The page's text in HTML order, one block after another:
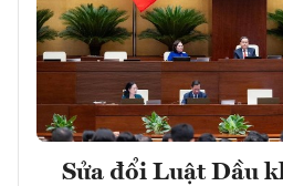
Sửa đổi Luật Dầu